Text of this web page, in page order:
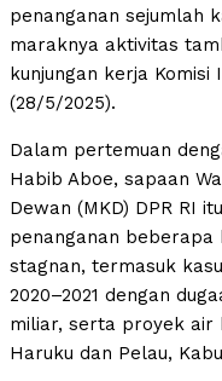
penanganan sejumlah
maraknya aktivitas
kunjungan kerja Komisi
(28/5/2025).
Dalam pertemuan
Habib Aboe, sapaan
Dewan (MKD) DPR RI
penanganan beberapa
stagnan, termasuk
2020–2021 dengan
miliar, serta proyek air
Haruku dan Pelau,